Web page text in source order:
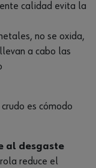
calidad evita la
no se oxida,
a cabo las
es cómodo
al desgaste
reduce el